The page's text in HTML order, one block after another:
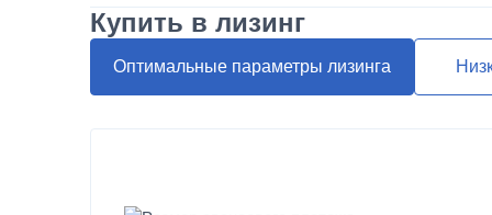
Переделка двигателя КАМАЗ ЕВРО-3/4/5 на
Купить в лизинг
Оптимальные параметры лизинга